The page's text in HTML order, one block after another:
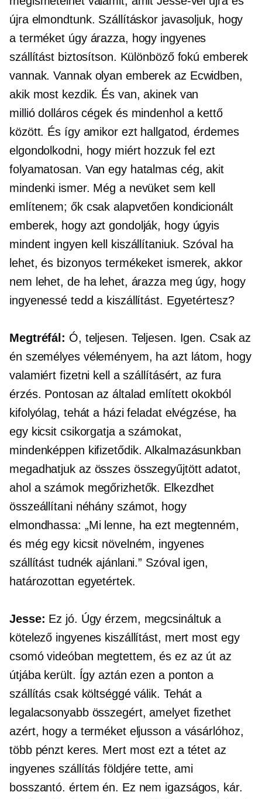
újra elmondtunk. Szállításkor javasoljuk, hogy
a terméket úgy árazza, hogy ingyenes
szállítást biztosítson. Különböző fokú emberek
vannak. Vannak olyan emberek az Ecwidben,
akik most kezdik. És van, akinek van
millió dollároscégek és mindenhol a kettő
között. És így amikor ezt hallgatod, érdemes
elgondolkodni, hogy miért hozzuk fel ezt
folyamatosan. Van egy hatalmas cég, akit
mindenki ismer. Még a nevüket sem kell
említenem; ők csak alapvetően kondicionált
emberek, hogy azt gondolják, hogy úgyis
mindent ingyen kell kiszállítaniuk. Szóval ha
lehet, és bizonyos termékeket ismerek, akkor
nem lehet, de ha lehet, árazza meg úgy, hogy
ingyenessé tedd a kiszállítást. Egyetértesz?
Megtréfál: Ó, teljesen. Teljesen. Igen. Csak az
én személyes véleményem, ha azt látom, hogy
valamiért fizetni kell a szállításért, az fura
érzés. Pontosan az általad említett okokból
kifolyólag, tehát a házi feladat elvégzése, ha
egy kicsit csikorgatja a számokat,
mindenképpen kifizetődik. Alkalmazásunkban
megadhatjuk az összes összegyűjtött adatot,
ahol a számok megőrizhetők. Elkezdhet
összeállítani néhány számot, hogy
elmondhassa: „Mi lenne, ha ezt megtenném,
és még egy kicsit növelném, ingyenes
szállítást tudnék ajánlani.” Szóval igen,
határozottan egyetértek.
Jesse: Ez jó. Úgy érzem, megcsináltuk a
kötelező ingyenes kiszállítást, mert most egy
csomó videóban megtettem, és ez az út az
útjába került. Így aztán ezen a ponton a
szállítás csak költséggé válik. Tehát a
legalacsonyabb összegért, amelyet fizethet
azért, hogy a terméket eljusson a vásárlóhoz,
több pénzt keres. Mert most ezt a tétet az
ingyenes szállítás földjére tette, ami
bosszantó. értem én. Ez nem igazságos, kár.